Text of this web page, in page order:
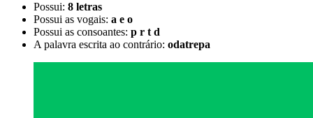
Possui: 8 letras
Possui as vogais: a e o
Possui as consoantes: p r t d
A palavra escrita ao contrário: odatrepa